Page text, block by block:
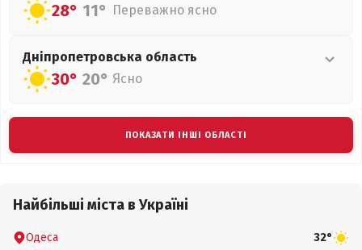
28° 11° Переважно ясно
Дніпропетровська область
30° 20° Ясно
ПОКАЗАТИ ІНШІ ОБЛАСТІ
Найбільші міста в Україні
Одеса 32°